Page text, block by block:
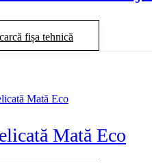
fișa tehnică
Mată Eco